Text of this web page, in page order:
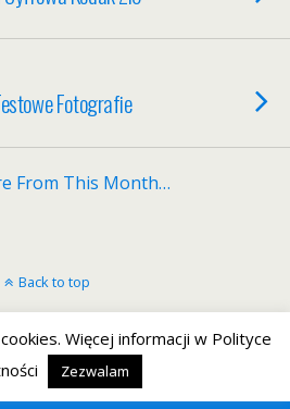
Fotografie
From This Month…
Back to top
Desktop
Więcej informacji w Polityce
Zezwalam